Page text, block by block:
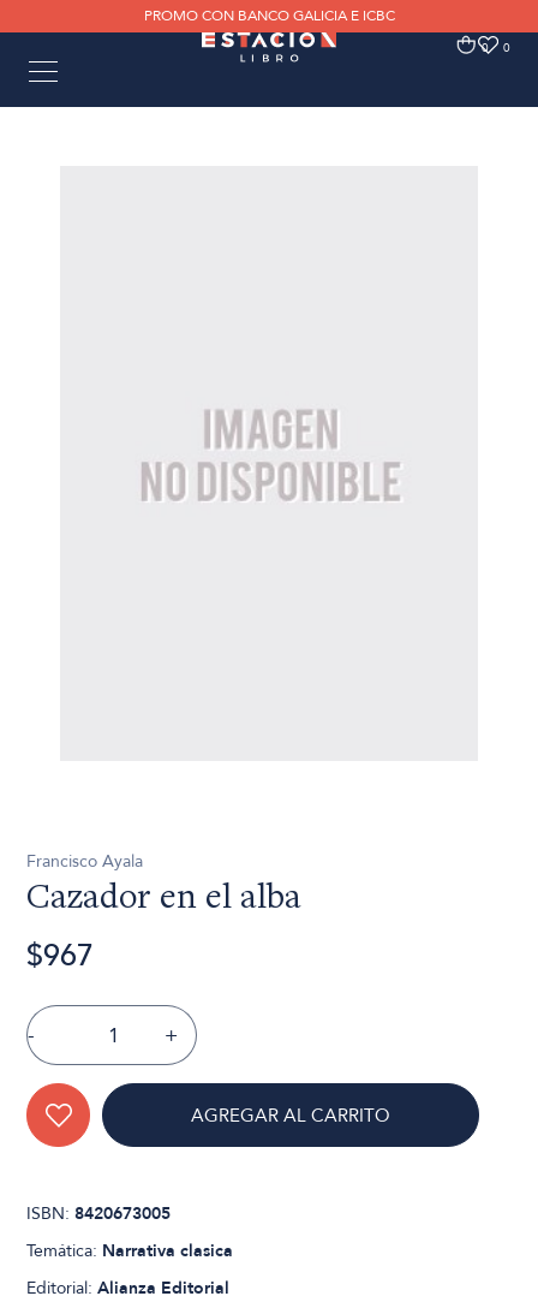
PROMO CON BANCO GALICIA E ICBC
0 0
Francisco Ayala
Cazador en el alba
$967
- +
AGREGAR AL CARRITO
ISBN:8420673005
Temática: Narrativa clasica
Editorial:Alianza Editorial